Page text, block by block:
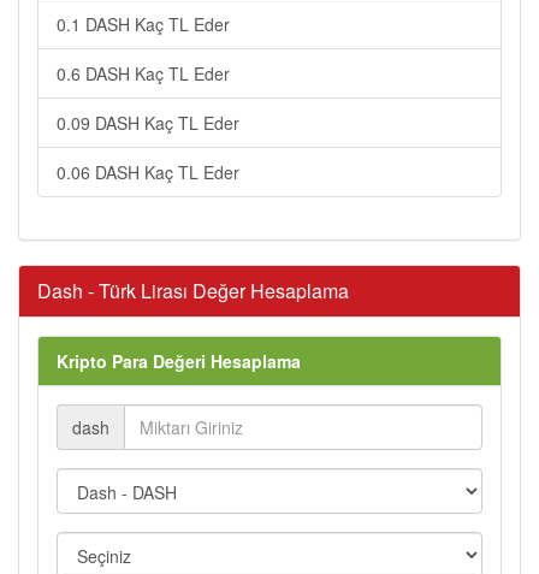
0.1 DASH Kaç TL Eder
0.6 DASH Kaç TL Eder
0.09 DASH Kaç TL Eder
0.06 DASH Kaç TL Eder
Dash - Türk Lirası Değer Hesaplama
Kripto Para Değeri Hesaplama
dash